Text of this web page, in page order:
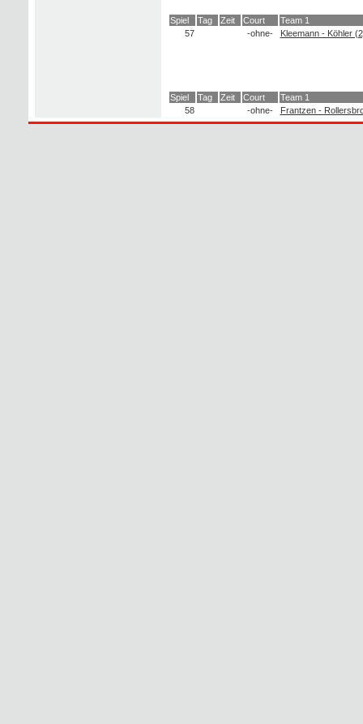
Spiel Tag Zeit Court
Team 1
57
-ohne- Kleemann - Köhler
Spiel Tag Zeit Court
Team 1
58
-ohne- Frantzen -